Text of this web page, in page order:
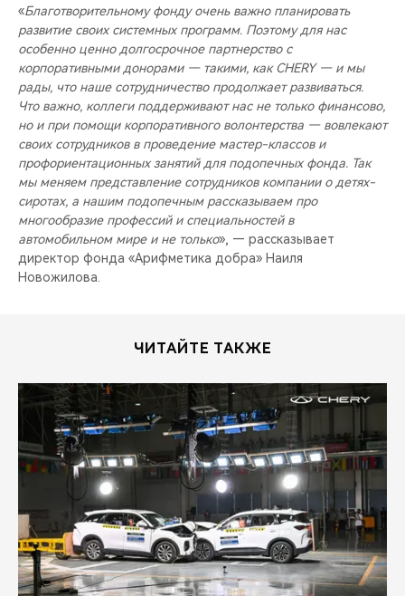
«Благотворительному фонду очень важно планировать
развитие своих системных программ. Поэтому для нас
особенно ценно долгосрочное партнерство с
корпоративными донорами — такими, как CHERY — и мы
рады, что наше сотрудничество продолжает развиваться.
Что важно, коллеги поддерживают нас не только финансово,
но и при помощи корпоративного волонтерства — вовлекают
своих сотрудников в проведение мастер-классов и
профориентационных занятий для подопечных фонда. Так
мы меняем представление сотрудников компании о детях-
сиротах, а нашим подопечным рассказываем про
многообразие профессий и специальностей в
автомобильном мире и не только», — рассказывает
директор фонда «Арифметика добра» Наиля
Новожилова.
ЧИТАЙТЕ ТАКЖЕ